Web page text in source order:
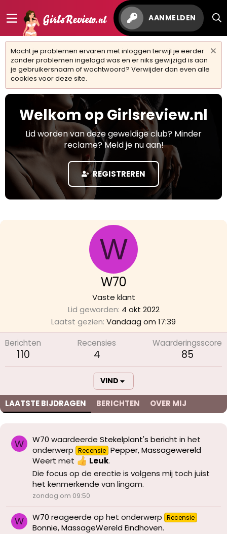
AANMELDEN
Mocht je problemen ervaren met inloggen terwijl je eerder
zonder problemen ingelogd was en er niks gewijzigd is aan
je gebruikersnaam of wachtwoord? Verwijder dan even alle
cookies voor deze site.
Welkom op Girlsreview.nl
Lid worden van deze geweldige club? Minder
reclame? Meld je nu aan!
REGISTREREN
W
W70
Vaste klant
Lid geworden 4 okt 2022
Laatst gezien Vandaag om 17:39
Berichten
110
Recensies
4
Waarderingsscore
85
VIND
LAATSTE BIJDRAGEN BERICHTEN OVER MIJ
W W70 waardeerde Stekelplant's bericht in het
onderwerp Recensie Pepper, Massagewereld
Weert met Leuk.
Die focus op de erectie is volgens mij toch juist
het kenmerkende van lingam.
zondag om 09:50
W W70 reageerde op het onderwerp Recensie
Bonnie, MassageWereld Eindhoven.